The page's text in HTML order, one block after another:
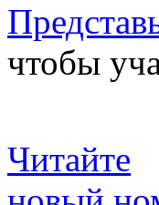
чтобы
Читайте